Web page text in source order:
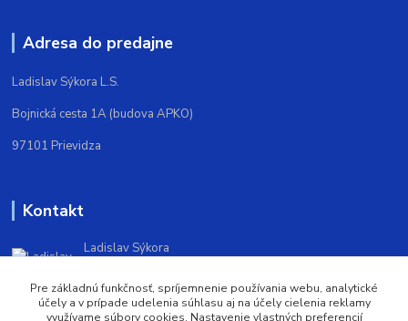
Adresa do predajne
Ladislav Sýkora L.S.
Bojnická cesta 1A (budova APKO)
97101 Prievidza
Kontakt
Ladislav Sýkora
(Po-Pi 9,00-16,00)
Pre základnú funkčnosť, spríjemnenie používania webu, analytické
účely a v prípade udelenia súhlasu aj na účely cielenia reklamy
využívame súbory cookies. Nastavenie vlastných preferencií